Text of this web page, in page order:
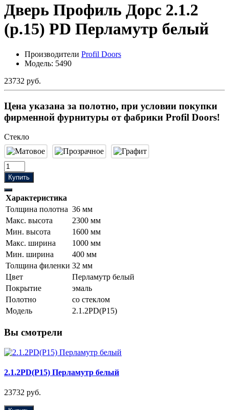
Дверь Профиль Дорс 2.1.2
(р.15) PD Перламутр белый
Производители Profil Doors
Модель: 5490
23732 руб.
Цена указана за полотно, при условии покупки
фирменной фурнитуры от фабрики Profil Doors!
Стекло
Купить
Характеристика
Толщина полотна 36 мм
Макс. высота
2300 мм
Мин. высота
1600 мм
Макс. ширина
1000 мм
Мин. ширина
400 мм
Толщина филенки 32 мм
Цвет
Перламутр белый
Покрытие
эмаль
Полотно
со стеклом
Модель
2.1.2PD(Р15)
Вы смотрели
2.1.2PD(Р15) Перламутр белый
23732 руб.